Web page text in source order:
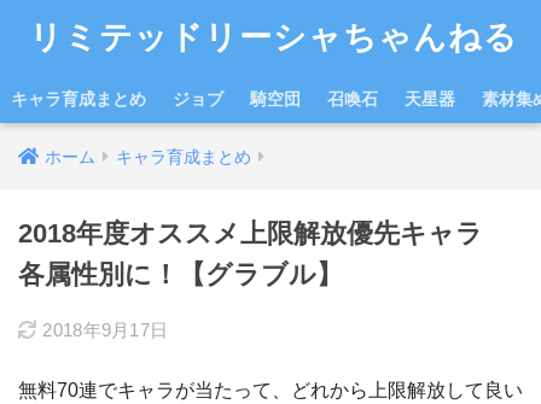
リミテッドリーシャちゃんねる
キャラ育成まとめ ジョブ 騎空団 召喚石 天星器 素材集
ホーム キャラ育成まとめ
2018年度オススメ上限解放優先キャラ
各属性別に！【グラブル】
2018年9月17日
無料70連でキャラが当たって、どれから上限解放して良い